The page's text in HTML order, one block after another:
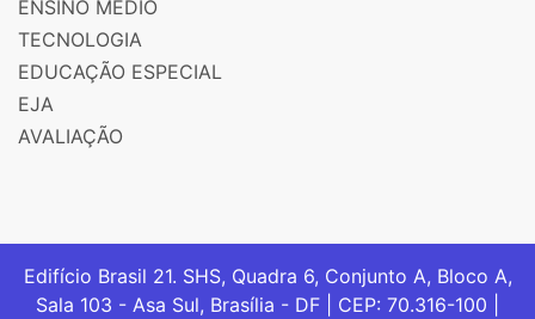
ENSINO MÉDIO
TECNOLOGIA
EDUCAÇÃO ESPECIAL
EJA
AVALIAÇÃO
Edifício Brasil 21. SHS, Quadra 6, Conjunto A, Bloco A,
Sala 103 - Asa Sul, Brasília - DF | CEP: 70.316-100 |